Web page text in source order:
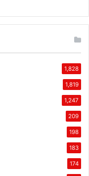
1,828
1,819
1,247
209
198
183
174